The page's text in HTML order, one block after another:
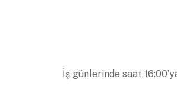
İş günlerinde saat